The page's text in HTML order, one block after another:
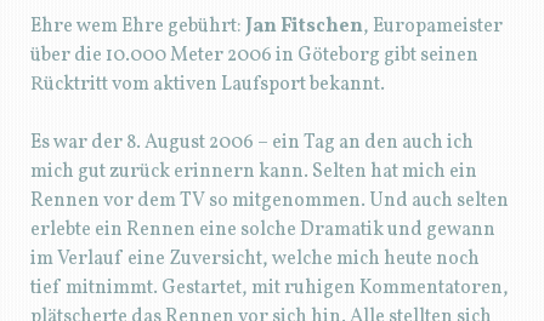
Ehre wem Ehre gebührt: Jan Fitschen, Europameister
über die 10.000 Meter 2006 in Göteborg gibt seinen
Rücktritt vom aktiven Laufsport bekannt.
Es war der 8. August 2006 – ein Tag an den auch ich
mich gut zurück erinnern kann. Selten hat mich ein
Rennen vor dem TV so mitgenommen. Und auch selten
erlebte ein Rennen eine solche Dramatik und gewann
im Verlauf eine Zuversicht, welche mich heute noch
tief mitnimmt. Gestartet, mit ruhigen Kommentatoren,